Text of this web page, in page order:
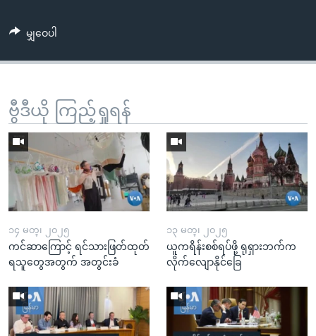
မျှဝေပါ
ဗွီဒီယို ကြည့်ရှုရန်
၁၄ မတ္၊ ၂၀၂၅
ကင်ဆာကြောင့် ရင်သားဖြတ်ထုတ်
ရသူတွေအတွက် အတွင်းခံ
၁၃ မတ္၊ ၂၀၂၅
ယူကရိန်းစစ်ရပ်ဖို့ ရုရှားဘက်က
လိုက်လျောနိုင်ခြေ